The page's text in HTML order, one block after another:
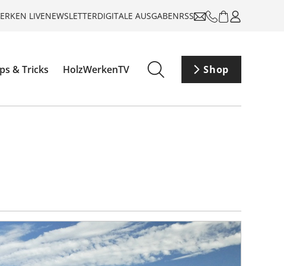
LIVENEWSLETTERDIGITALE AUSGABENRSS
& Tricks HolzWerkenTV Shop